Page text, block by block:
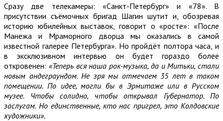
Сразу две телекамеры: «Санкт-Петербург» и «78». В
присутствии съёмочных бригад Шагин шутит и, обозревая
историю юбилейных выставок, говорит о «росте»: «После
Манежа и Мраморного дворца мы оказались в самой
известной галерее Петербурга». Но пройдёт полтора часа, и
в эксклюзивном интервью он будет гораздо более
откровенен: «Теперь вся наша рок-музыка, да и Митьки, стали
новым андеграундом. Не зря мы отмечаем 35 лет в таком
помещении. По идее, могли бы в Эрмитаже или в Русском
музее. Чтобы солидно, чтобы открывал Губернатор. По
заслугам. Но единственные, кто нас пригрел, это Колдовские
художники».